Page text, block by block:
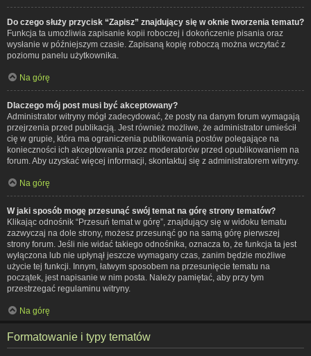
Do czego służy przycisk “Zapisz” znajdujący się w oknie tworzenia tematu?
Funkcja ta umożliwia zapisanie kopii roboczej i dokończenie pisania oraz
wysłanie w późniejszym czasie. Zapisaną kopię roboczą można wczytać z
poziomu panelu użytkownika.
Na górę
Dlaczego mój post musi być akceptowany?
Administrator witryny mógł zadecydować, że posty na danym forum wymagają
przejrzenia przed publikacją. Jest również możliwe, że administrator umieścił
cię w grupie, która ma ograniczenia publikowania postów polegające na
konieczności ich akceptowania przez moderatorów przed opublikowaniem na
forum. Aby uzyskać więcej informacji, skontaktuj się z administratorem witryny.
Na górę
W jaki sposób mogę przesunąć swój temat na górę strony tematów?
Klikając odnośnik “Przesuń temat w górę”, znajdujący się w widoku tematu
zazwyczaj na dole strony, możesz przesunąć go na samą górę pierwszej
strony forum. Jeśli nie widać takiego odnośnika, oznacza to, że funkcja ta jest
wyłączona lub nie upłynął jeszcze wymagany czas, zanim będzie możliwe
użycie tej funkcji. Innym, łatwym sposobem na przesunięcie tematu na
początek, jest napisanie w nim posta. Należy pamiętać, aby przy tym
przestrzegać regulaminu witryny.
Na górę
Formatowanie i typy tematów